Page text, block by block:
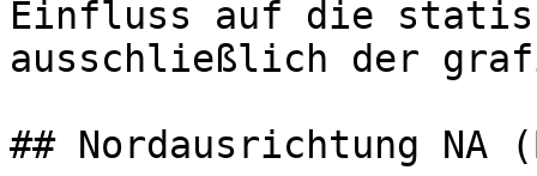
Einfluss auf die
ausschließlich der
## Nordausrichtung NA